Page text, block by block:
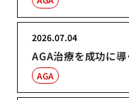
AGA治療を成功に
2026.07.04
AGA